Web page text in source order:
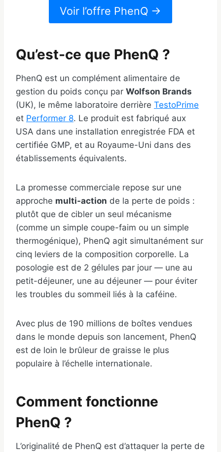
Voir l’offre PhenQ →
Qu’est-ce que PhenQ ?
PhenQ est un complément alimentaire de
gestion du poids conçu par Wolfson Brands
(UK), le même laboratoire derrière TestoPrime
et Performer 8. Le produit est fabriqué aux
USA dans une installation enregistrée FDA et
certifiée GMP, et au Royaume-Uni dans des
établissements équivalents.
La promesse commerciale repose sur une
approche multi-action de la perte de poids :
plutôt que de cibler un seul mécanisme
(comme un simple coupe-faim ou un simple
thermogénique), PhenQ agit simultanément sur
cinq leviers de la composition corporelle. La
posologie est de 2 gélules par jour — une au
petit-déjeuner, une au déjeuner — pour éviter
les troubles du sommeil liés à la caféine.
Avec plus de 190 millions de boîtes vendues
dans le monde depuis son lancement, PhenQ
est de loin le brûleur de graisse le plus
populaire à l’échelle internationale.
Comment fonctionne
PhenQ ?
L’originalité de PhenQ est d’attaquer la perte de